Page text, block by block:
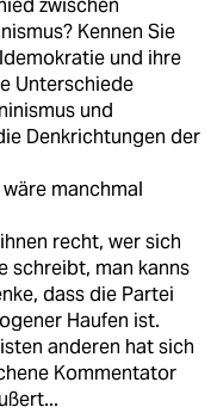
zwischen
Kennen Sie
und ihre
Unterschiede
und
Denkrichtungen der
manchmal
recht, wer sich
schreibt, man kanns
dass die Partei
Haufen ist.
anderen hat sich
Kommentator